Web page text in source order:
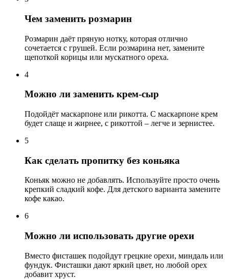
Чем заменить розмарин
Розмарин даёт пряную нотку, которая отлично
сочетается с грушей. Если розмарина нет, замените
щепоткой корицы или мускатного ореха.
4
Можно ли заменить крем-сыр
Подойдёт маскарпоне или рикотта. С маскарпоне крем
будет слаще и жирнее, с рикоттой – легче и зернистее.
5
Как сделать пропитку без коньяка
Коньяк можно не добавлять. Используйте просто очень
крепкий сладкий кофе. Для детского варианта замените
кофе какао.
6
Можно ли использовать другие орехи
Вместо фисташек подойдут грецкие орехи, миндаль или
фундук. Фисташки дают яркий цвет, но любой орех
добавит хруст.